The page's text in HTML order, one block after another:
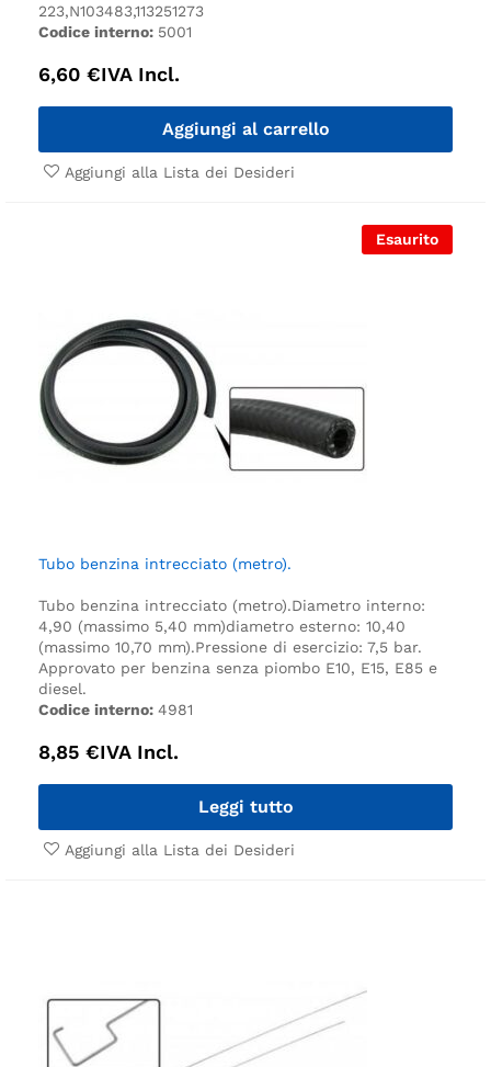
223,N103483,113251273
Codice interno: 5001
6,60 €IVA Incl.
Aggiungi al carrello
Aggiungi alla Lista dei Desideri
Esaurito
Tubo benzina intrecciato (metro).
Tubo benzina intrecciato (metro).Diametro interno:
4,90 (massimo 5,40 mm)diametro esterno: 10,40
(massimo 10,70 mm).Pressione di esercizio: 7,5 bar.
Approvato per benzina senza piombo E10, E15, E85 e
diesel.
Codice interno: 4981
8,85 €IVA Incl.
Leggi tutto
Aggiungi alla Lista dei Desideri